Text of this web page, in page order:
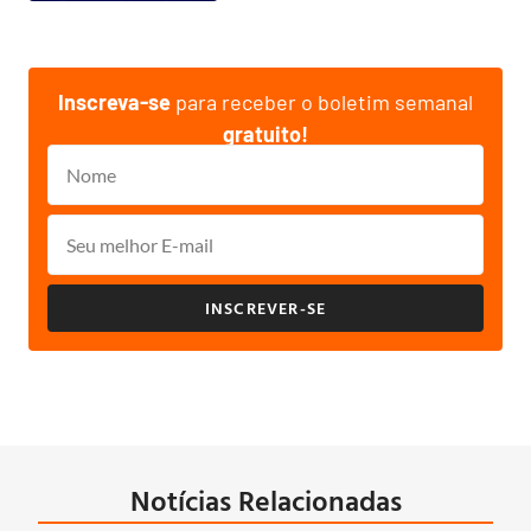
Inscreva-se para receber o boletim semanal
gratuito!
INSCREVER-SE
Notícias Relacionadas